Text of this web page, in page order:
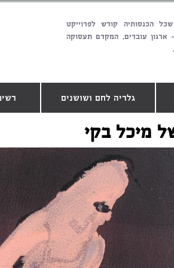
הכנסותיה קודש לפרוייקט
ארגון עובדים, המקדם תעסוקה
גלריה לחם ושושנים
מיכל בקי